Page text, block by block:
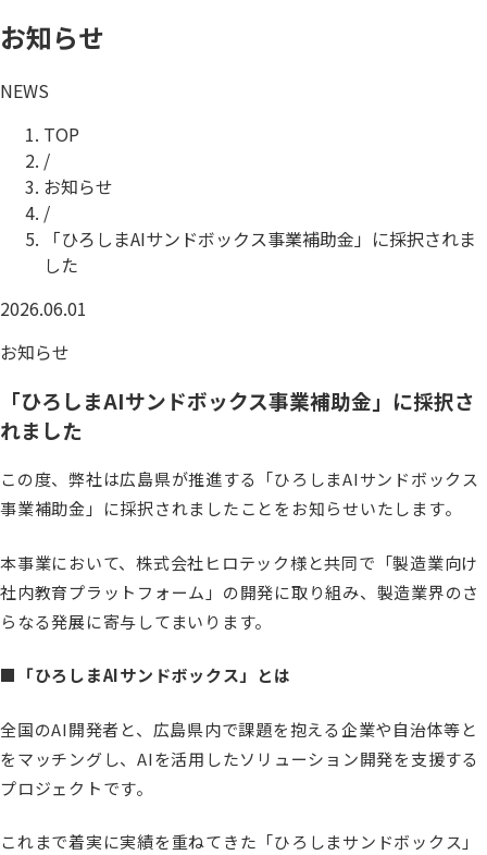
お知らせ
NEWS
TOP
/
お知らせ
/
「ひろしまAIサンドボックス事業補助金」に採択されま
した
2026.06.01
お知らせ
「ひろしまAIサンドボックス事業補助金」に採択さ
れました
この度、弊社は広島県が推進する「ひろしまAIサンドボックス
事業補助金」に採択されましたことをお知らせいたします。
本事業において、株式会社ヒロテック様と共同で「製造業向け
社内教育プラットフォーム」の開発に取り組み、製造業界のさ
らなる発展に寄与してまいります。
■「ひろしまAIサンドボックス」とは
全国のAI開発者と、広島県内で課題を抱える企業や自治体等と
をマッチングし、AIを活用したソリューション開発を支援する
プロジェクトです。
これまで着実に実績を重ねてきた「ひろしまサンドボックス」